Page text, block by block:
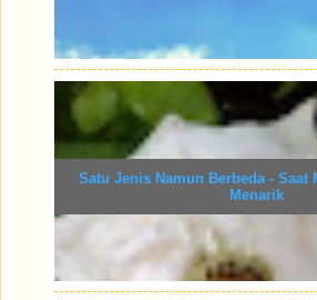
Satu Jenis Namun Berbeda - Saat
Menarik